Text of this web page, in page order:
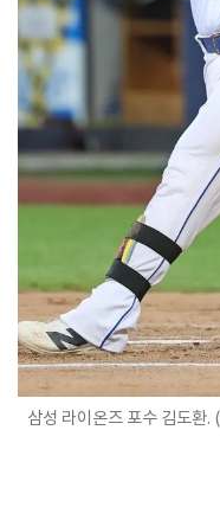
삼성 라이온즈 포수 김도환.